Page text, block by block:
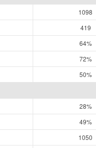
1098
419
64%
72%
50%
28%
49%
1050